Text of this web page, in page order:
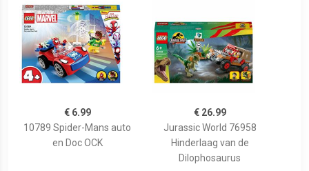
€ 6.99
10789 Spider-Mans auto
en Doc OCK
€ 26.99
Jurassic World 76958
Hinderlaag van de
Dilophosaurus